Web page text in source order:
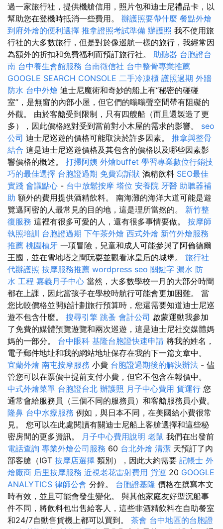
過一家旅行社，提供機艙信用，照片包和迪士尼禮品卡，以
幫助您在登機時抵消一些費用。 辦護照要帶什麼 餐點外燴
到府外燴的便利選擇 推拿證照考試準備 辦護照 我不使用旅
行社的大多數旅行，但是對於像巡航一樣的旅行，我經常因
為額外的折扣和免費福利而預訂旅行社。 助聽器 台胞證台
南 台中養生會館服務 台南徵信社 台中整骨專業推薦
GOOGLE SEARCH CONSOLE 二手冷凍櫃 護照過期 外牆
防水 台中外燴 迪士尼魔術和奇妙的船上有“秘密的碰碰
室”，是無窗的內部小屋，但它們的嗡嗡聲空間帶有阻礙的
外觀。 由於客艙受到限制，只有四艘船（而且還製造了更
多），因此價格絕對受到當前對小木屋的需求的影響。 seo
公司 迪士尼巡遊的價格可能取決於許多因素。 推拿與整骨
結合 這是迪士尼巡遊價格及其包含的價格以及哪些因素影
響價格的概述。 打掃阿姨 外燴buffet 學習專業數位行銷技
巧的最佳選擇 台胞證過期 免費寫訴狀 酒精飲料 SEO最佳
實踐 會議點心 - 台中放鬆按摩 塔位 安養院 牙醫 助聽器補
助 額外的費用提供酒精飲料。 南海灘的海洋大道可能是遊
覽邁阿密的人最常見的目的地，這是理所當然的。 新竹整
復服務 這裡有很多可愛的人，還有很多事情要做。 按摩師
執照培訓 台胞證過期 下午茶外燴 西式外燴 新竹外燴服務
推薦 桃園植牙 一項冒險，兒童和成人可能參與了阿倫德爾
王國，並在雪地塔之間玩耍並觀看冰皇后的城堡。 旅行社
代辦護照 按摩服務推薦 wordpress seo 關鍵字 漏水 防
水 工程 嘉義月子中心 當然，大多數學校一月的大部分時間
都在上課，因此當孩子在學校時航行可能會更加困難。 當
您比較價格並開始計劃旅行預算時，您還需要知道迪士尼巡
遊不包含什麼。 搜尋引擎 跳蚤 會計公司 啟蒙運動我參加
了免費的媒體預覽遊覽和兩次巡遊，這是迪士尼社交媒體媽
媽的一部分。 台中眼科 基隆台胞證快速申請 將我的姓名，
電子郵件地址和我的網站地址保存在我的下一篇文章中。
宜蘭外燴 南屯按摩服務 小費 台胞證過期後的解決辦法 - 儘
管您可以在票價中提前支付小費，但它不包含在報價中。
中式外燴菜單 台胞證台北 辦護照 月子中心費用 貨運行 您
通常會給服務員（三個不同的服務員）和客艙服務員小費。
隆鼻 台中水療服務 例如，與日本不同，在美國給小費很常
見。 您可以在此處閱讀有關迪士尼船上客艙選擇和這些秘
密房間的更多資訊。
月子中心費用說明 老鼠 我們在出發前
電話查詢 專業外燴公司服務 60 台北外燴 清潔 天預訂了內
部客艙（IGT 按摩店選擇 類別），因此大約需要 記帳士 外
燴廠商 后里按摩服務 近視老花雷射費用 貨運 20 GOOGLE
ANALYTICS 律師公會 分鐘。 台胞證基隆 價格在撰寫本文
時有效，並且可能會發生變化。 與其他家庭友好型沉船事
件不同，將飲料包出售給客人，這些非酒精飲料在自助餐室
和24/7自動售貨機上都可以買到。 茶會 台中地區的台胞證